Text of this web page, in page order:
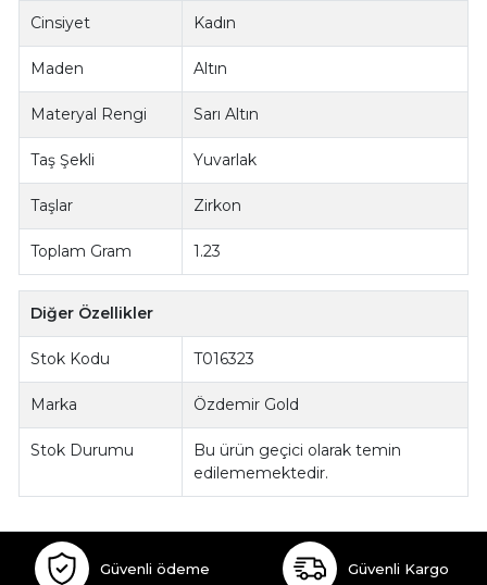
Cinsiyet Kadın
Maden Altın
Materyal Rengi Sarı Altın
Taş Şekli Yuvarlak
Taşlar Zirkon
Toplam Gram 1.23
Diğer Özellikler
Stok Kodu T016323
Marka Özdemir Gold
Stok Durumu
Bu ürün geçici olarak temin
edilememektedir.
Güvenli ödeme Güvenli Kargo